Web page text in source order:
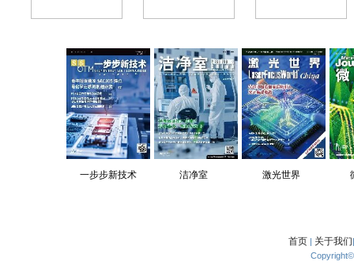
一步步新技术 洁净室 激光世界
首页 | 关于我们|